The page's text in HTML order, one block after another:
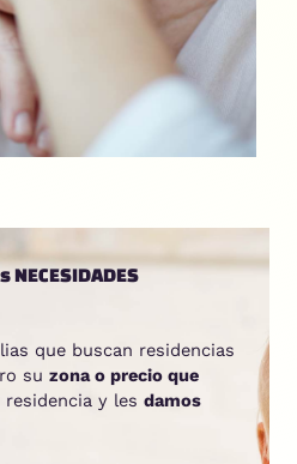
que buscan residencias
su zona o precio que
y les damos